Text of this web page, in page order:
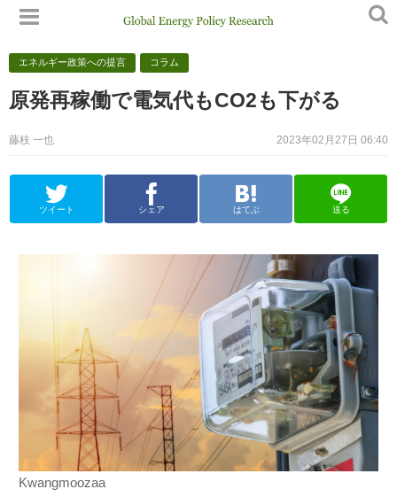
エネルギー政策への提言 コラム
原発再稼働で電気代もCO2も下がる
2023年02月27日 06:40
藤枝 一也
ツイート シェア はてぶ 送る
Kwangmoozaa